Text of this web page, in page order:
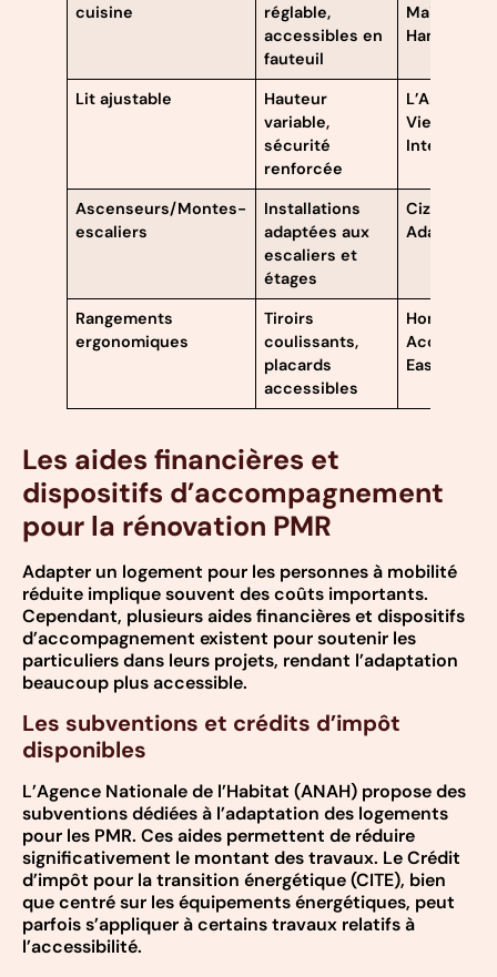
cuisine
réglable,
accessibles en
fauteuil
Maison
Handibat
Lit ajustable
Hauteur
variable,
sécurité
renforcée
L’Arbre de
Vie,
Ascenseurs/Montes-
escaliers
Installations
adaptées aux
escaliers et
étages
Cizad,
Rangements
ergonomiques
Tiroirs
coulissants,
placards
accessibles
Home &
Access,
EasyLiving
Les aides financières et
dispositifs d’accompagnement
pour la rénovation PMR
Adapter un logement pour les personnes à mobilité
réduite implique souvent des coûts importants.
Cependant, plusieurs aides financières et dispositifs
d’accompagnement existent pour soutenir les
particuliers dans leurs projets, rendant l’adaptation
beaucoup plus accessible.
Les subventions et crédits d’impôt
disponibles
L’Agence Nationale de l’Habitat (ANAH) propose des
subventions dédiées à l’adaptation des logements
pour les PMR. Ces aides permettent de réduire
significativement le montant des travaux. Le Crédit
d’impôt pour la transition énergétique (CITE), bien
que centré sur les équipements énergétiques, peut
parfois s’appliquer à certains travaux relatifs à
l’accessibilité.